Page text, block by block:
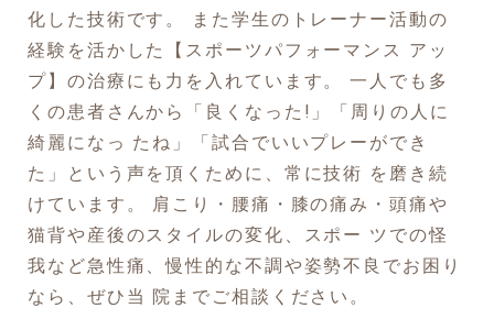
化した技術です。 また学生のトレーナー活動の
経験を活かした【スポーツパフォーマンス アッ
プ】の治療にも力を入れています。 一人でも多
くの患者さんから「良くなった!」「周りの人に
綺麗になっ たね」「試合でいいプレーができ
た」という声を頂くために、常に技術 を磨き続
けています。 肩こり・腰痛・膝の痛み・頭痛や
猫背や産後のスタイルの変化、スポー ツでの怪
我など急性痛、慢性的な不調や姿勢不良でお困り
なら、ぜひ当 院までご相談ください。